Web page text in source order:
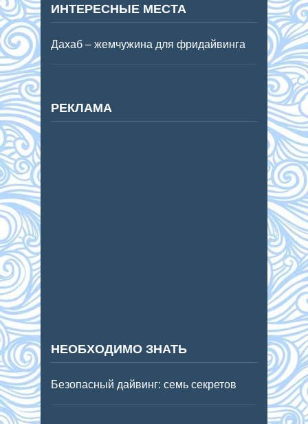
ИНТЕРЕСНЫЕ МЕСТА
Дахаб – жемчужина для фридайвинга
РЕКЛАМА
НЕОБХОДИМО ЗНАТЬ
Безопасный дайвинг: семь секретов